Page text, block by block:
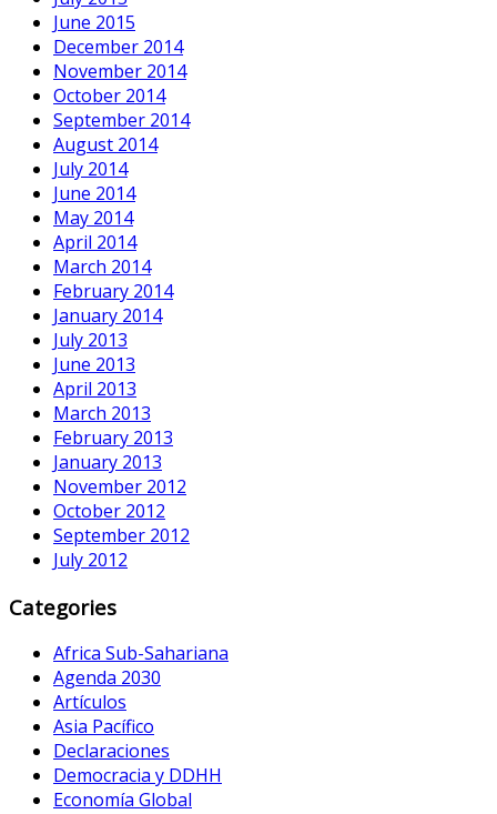
June 2015
December 2014
November 2014
October 2014
September 2014
August 2014
July 2014
June 2014
May 2014
April 2014
March 2014
February 2014
January 2014
July 2013
June 2013
April 2013
March 2013
February 2013
January 2013
November 2012
October 2012
September 2012
July 2012
Categories
Africa Sub-Sahariana
Agenda 2030
Artículos
Asia Pacífico
Declaraciones
Democracia y DDHH
Economía Global